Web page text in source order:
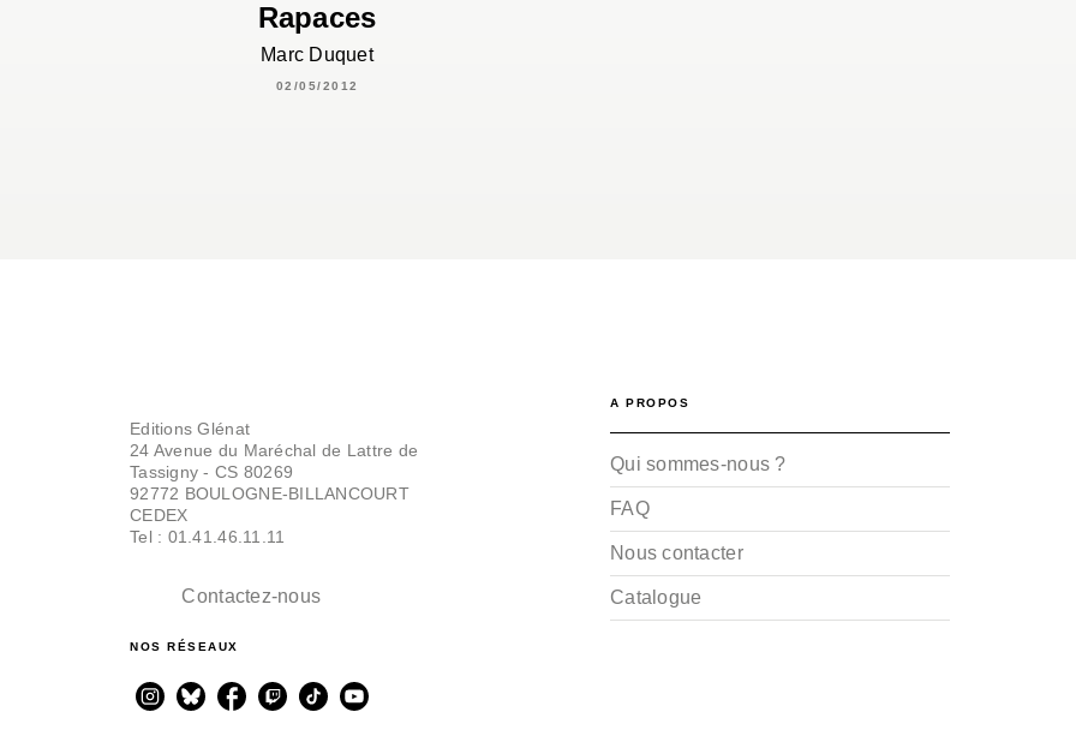
Rapaces
Marc Duquet
02/05/2012
Editions Glénat
24 Avenue du Maréchal de Lattre de
Tassigny - CS 80269
92772 BOULOGNE-BILLANCOURT
CEDEX
Tel : 01.41.46.11.11
Contactez-nous
NOS RÉSEAUX
A PROPOS
Qui sommes-nous ?
FAQ
Nous contacter
Catalogue